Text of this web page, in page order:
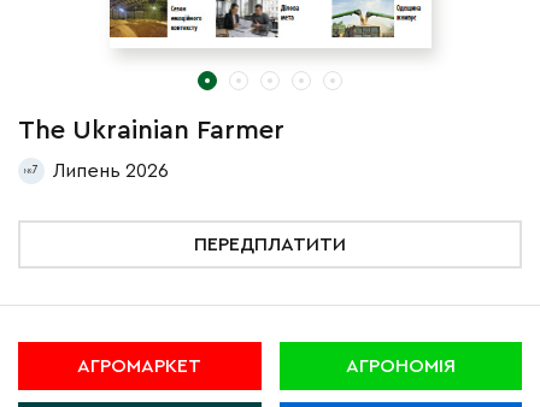
The Ukrainian Farmer
7 Липень 2026
ПЕРЕДПЛАТИТИ
АГРОМАРКЕТ АГРОНОМІЯ